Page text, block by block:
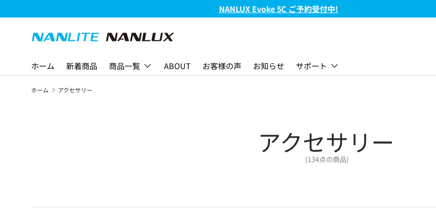
コンテンツへスキップ
FC-720B & FC-720C 新発売!
ホーム 新着商品 商品一覧 ABOUT お客様の声 お知らせ サポート
ホーム アクセサリー
アクセサリー
(134点の商品)